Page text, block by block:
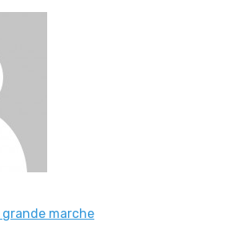
grande marche